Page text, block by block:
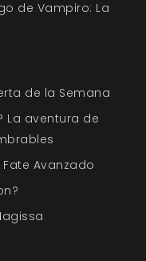
de Vampiro: La
de la Semana
La aventura de
Avanzado